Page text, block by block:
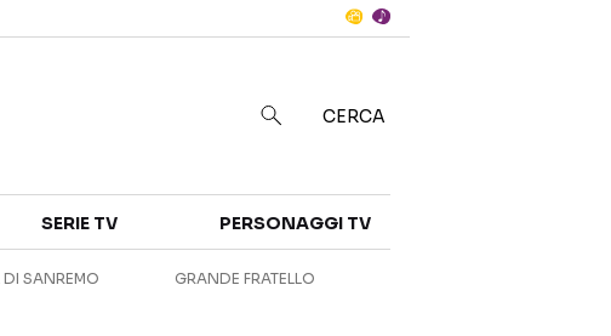
ANTEPRIME
CERCA
SERIE TV PERSONAGGI TV
DI SANREMO GRANDE FRATELLO